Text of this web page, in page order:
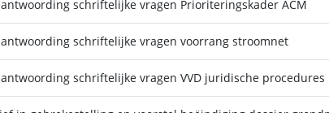
schriftelijke vragen Prioriteringskader ACM
schriftelijke vragen voorrang stroomnet
schriftelijke vragen VVD juridische procedures